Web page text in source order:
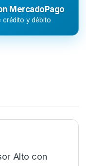
MercadoPago
crédito y débito
Alto con